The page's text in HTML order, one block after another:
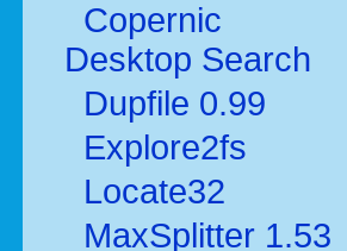
Copernic
Desktop Search
Dupfile 0.99
Explore2fs
Locate32
MaxSplitter 1.53